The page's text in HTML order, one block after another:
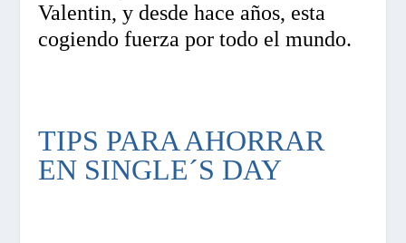
Valentin, y desde hace años, esta
cogiendo fuerza por todo el mundo.
TIPS PARA AHORRAR
EN SINGLE´S DAY